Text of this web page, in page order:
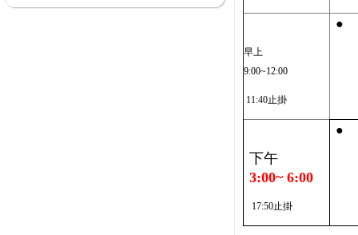
早上
9:00~12:00
11:40止掛
●
下午
3:00~ 6:00
17:50止掛
●